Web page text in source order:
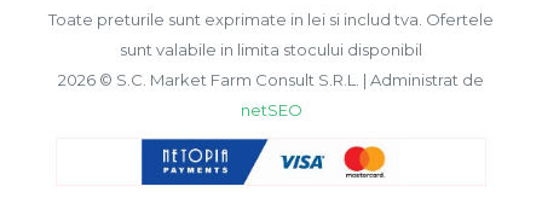
Toate preturile sunt exprimate in lei si includ tva. Ofertele
sunt valabile in limita stocului disponibil
2026 © S.C. Market Farm Consult S.R.L. | Administrat de
netSEO